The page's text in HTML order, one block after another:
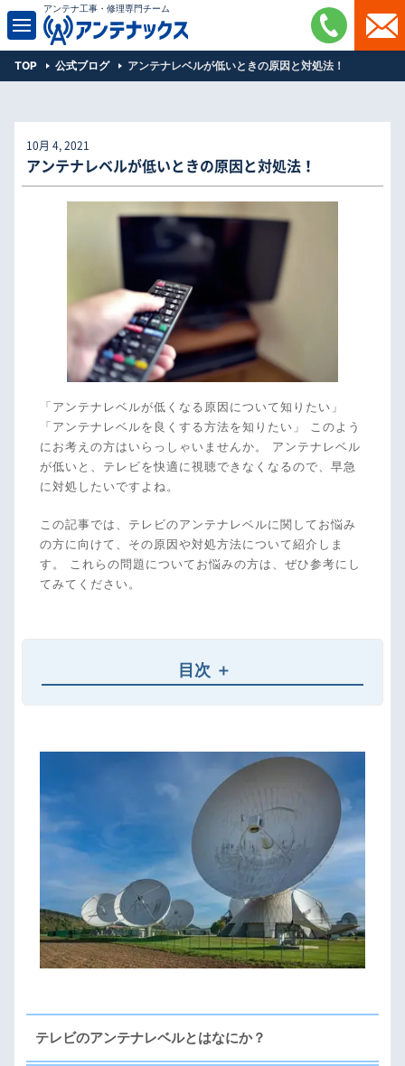
アンテナ工事・修理専門チーム
TOP 公式ブログ アンテナレベルが低いときの原因と対処法！
10月 4, 2021
アンテナレベルが低いときの原因と対処法！
「アンテナレベルが低くなる原因について知りたい」
「アンテナレベルを良くする方法を知りたい」 このよう
にお考えの方はいらっしゃいませんか。 アンテナレベル
が低いと、テレビを快適に視聴できなくなるので、早急
に対処したいですよね。
この記事では、テレビのアンテナレベルに関してお悩み
の方に向けて、その原因や対処方法について紹介しま
す。 これらの問題についてお悩みの方は、ぜひ参考にし
てみてください。
目次
アンテナレベルが低くなる原因
原因１：接続に関する問題
原因２：分配機の使用に関する問題
原因３：向きに関する問題
原因４：機器の不具合に関する問題
原因５：降雨や降雪に関する問題
方法１：接続状況の確認
方法２：アンテナケーブルを変える
テレビのアンテナレベルとはなにか？